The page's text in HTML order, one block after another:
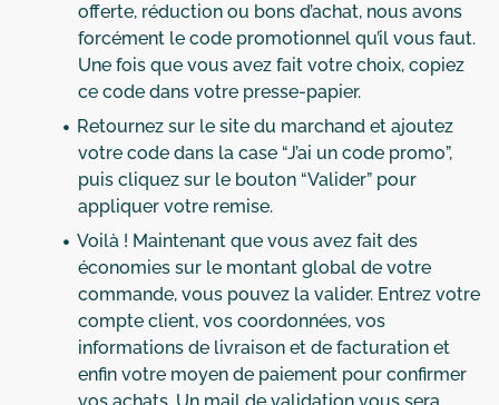
offerte, réduction ou bons d’achat, nous avons
forcément le code promotionnel qu’il vous faut.
Une fois que vous avez fait votre choix, copiez
ce code dans votre presse-papier.
Retournez sur le site du marchand et ajoutez
votre code dans la case “J’ai un code promo”,
puis cliquez sur le bouton “Valider” pour
appliquer votre remise.
Voilà ! Maintenant que vous avez fait des
économies sur le montant global de votre
commande, vous pouvez la valider. Entrez votre
compte client, vos coordonnées, vos
informations de livraison et de facturation et
enfin votre moyen de paiement pour confirmer